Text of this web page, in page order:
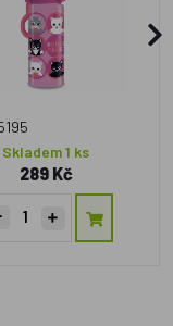
Skladem 1 ks
289 Kč